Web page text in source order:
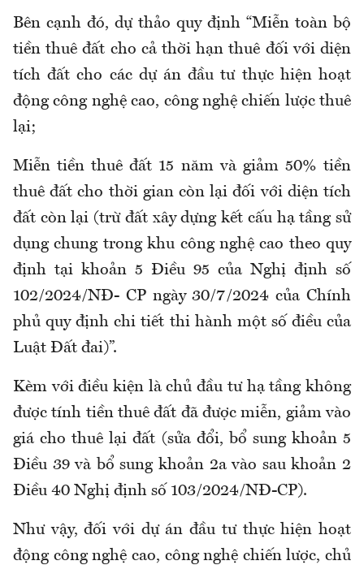
Bên cạnh đó, dự thảo quy định “Miễn toàn bộ
tiền thuê đất cho cả thời hạn thuê đối với diện
tích đất cho các dự án đầu tư thực hiện hoạt
động công nghệ cao, công nghệ chiến lược thuê
lại;
Miễn tiền thuê đất 15 năm và giảm 50% tiền
thuê đất cho thời gian còn lại đối với diện tích
đất còn lại (trừ đất xây dựng kết cấu hạ tầng sử
dụng chung trong khu công nghệ cao theo quy
định tại khoản 5 Điều 95 của Nghị định số
102/2024/NĐ- CP ngày 30/7/2024 của Chính
phủ quy định chi tiết thi hành một số điều của
Luật Đất đai)”.
Kèm với điều kiện là chủ đầu tư hạ tầng không
được tính tiền thuê đất đã được miễn, giảm vào
giá cho thuê lại đất (sửa đổi, bổ sung khoản 5
Điều 39 và bổ sung khoản 2a vào sau khoản 2
Điều 40 Nghị định số 103/2024/NĐ-CP).
Như vậy, đối với dự án đầu tư thực hiện hoạt
động công nghệ cao, công nghệ chiến lược, chủ